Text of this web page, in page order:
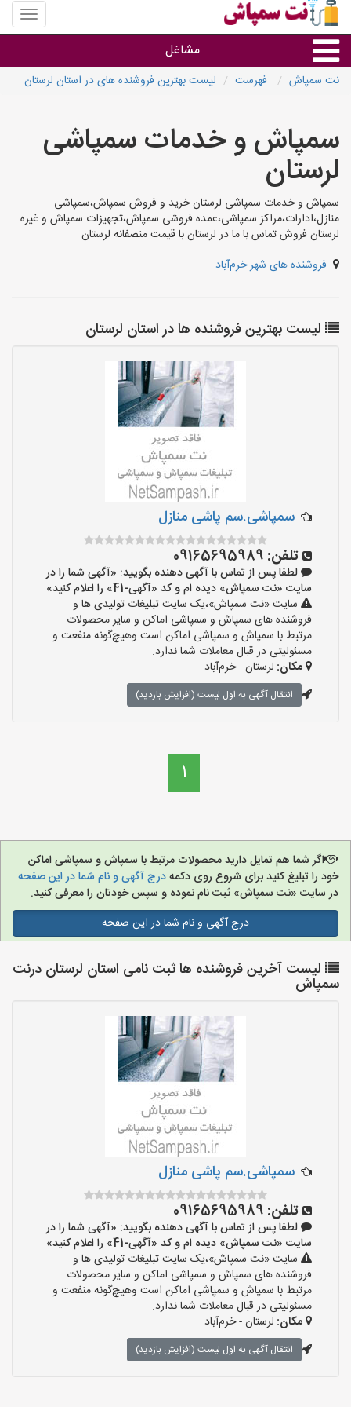
منوی
سایت
مشاغل
استان ها
نت سمپاش فهرست لیست بهترین فروشنده های در استان لرستان
سمپاش و خدمات سمپاشی
لرستان
سمپاش و خدمات سمپاشی لرستان خرید و فروش سمپاش،سمپاشی
منازل،ادارات،مراکز سمپاشی،عمده فروشی سمپاش،تجهیزات سمپاش و غیره
لرستان فروش تماس با ما در لرستان با قیمت منصفانه لرستان
فروشنده های شهر خرم‌آباد
لیست بهترین فروشنده ها در استان لرستان
سمپاشی.سم پاشی منازل
تلفن: 09165695989
لطفا پس از تماس با آگهی دهنده بگویید: «آگهی شما را در
سایت «نت سمپاش» دیده ام و کد «آگهی-41» را اعلام کنید»
سایت «نت سمپاش»،یک سایت تبلیغات تولیدی ها و
فروشنده های سمپاش و سمپاشی اماکن و سایر محصولات
مرتبط با سمپاش و سمپاشی اماکن است وهیچ‌گونه منفعت و
مسئولیتی در قبال معاملات شما ندارد.
مکان: لرستان - خرم‌آباد
انتقال آگهی به اول لیست (افزایش بازدید)
1
اگر شما هم تمایل دارید محصولات مرتبط با سمپاش و سمپاشی اماکن
خود را تبلیغ کنید برای شروع روی دکمهدرج آگهی و نام شما در این صفحه
در سایت «نت سمپاش» ثبت نام نموده و سپس خودتان را معرفی کنید.
درج آگهی و نام شما در این صفحه
لیست آخرین فروشنده ها ثبت نامی استان لرستان درنت
سمپاش
سمپاشی.سم پاشی منازل
تلفن: 09165695989
لطفا پس از تماس با آگهی دهنده بگویید: «آگهی شما را در
سایت «نت سمپاش» دیده ام و کد «آگهی-41» را اعلام کنید»
سایت «نت سمپاش»،یک سایت تبلیغات تولیدی ها و
فروشنده های سمپاش و سمپاشی اماکن و سایر محصولات
مرتبط با سمپاش و سمپاشی اماکن است وهیچ‌گونه منفعت و
مسئولیتی در قبال معاملات شما ندارد.
مکان: لرستان - خرم‌آباد
انتقال آگهی به اول لیست (افزایش بازدید)